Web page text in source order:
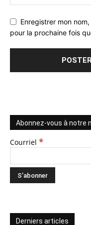
Enregistrer mon
pour la prochaine fois
Abonnez-vous à notre
Courriel *
Derniers articles